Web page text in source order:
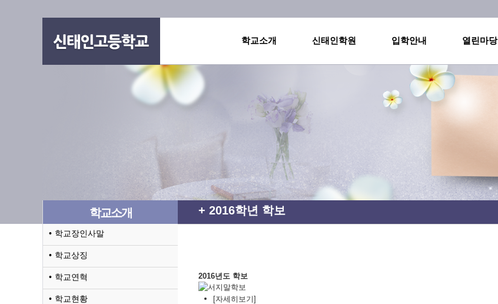
학교소개 신태인학원 입학안내 열린마당
학교소개
학교장인사말
학교상징
학교연혁
학교현황
2016학년 학보
2016년도 학보
[자세히보기]